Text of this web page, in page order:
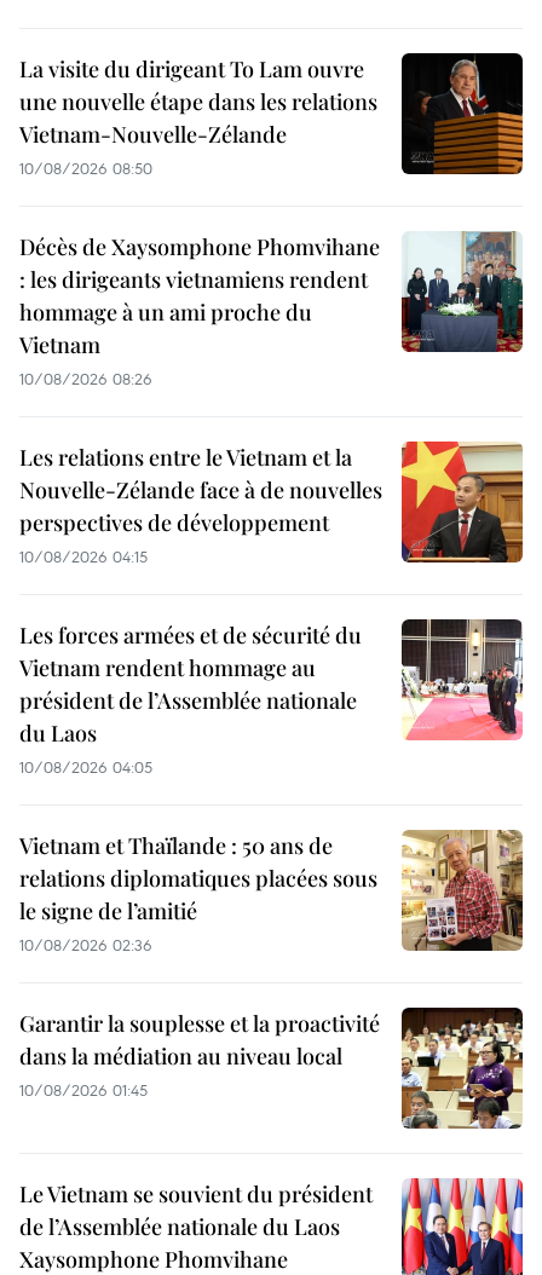
La visite du dirigeant To Lam ouvre
une nouvelle étape dans les relations
Vietnam-Nouvelle-Zélande
10/08/2026 08:50
Décès de Xaysomphone Phomvihane
: les dirigeants vietnamiens rendent
hommage à un ami proche du
Vietnam
10/08/2026 08:26
Les relations entre le Vietnam et la
Nouvelle-Zélande face à de nouvelles
perspectives de développement
10/08/2026 04:15
Les forces armées et de sécurité du
Vietnam rendent hommage au
président de l’Assemblée nationale
du Laos
10/08/2026 04:05
Vietnam et Thaïlande : 50 ans de
relations diplomatiques placées sous
le signe de l’amitié
10/08/2026 02:36
Garantir la souplesse et la proactivité
dans la médiation au niveau local
10/08/2026 01:45
Le Vietnam se souvient du président
de l’Assemblée nationale du Laos
Xaysomphone Phomvihane